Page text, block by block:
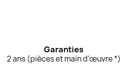
Garanties
2 ans (pièces et main d’œuvre *)